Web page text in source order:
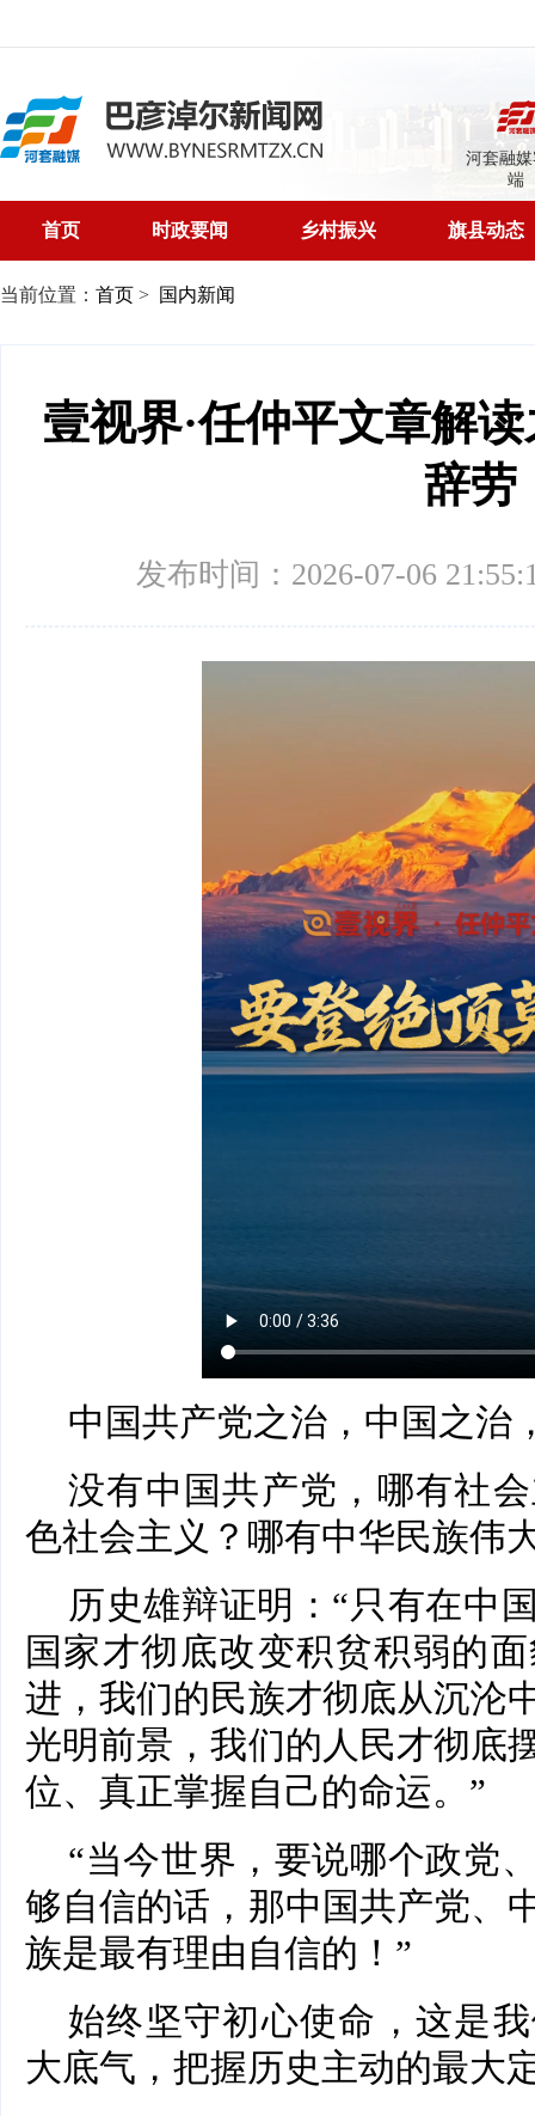
河套融
端
首页 时政要闻 乡村振兴 旗县动态
当前位置： 首页 > 国内新闻
壹视界·任仲平文章解
辞劳
发布时间：2026-07-06
中国共产党之治，中国之治
没有中国共产党，哪有社
色社会主义？哪有中华民族伟
历史雄辩证明：“只有在中
国家才彻底改变积贫积弱的
进，我们的民族才彻底从沉沦
光明前景，我们的人民才彻底
位、真正掌握自己的命运。”
“当今世界，要说哪个政党
够自信的话，那中国共产党、
族是最有理由自信的！”
始终坚守初心使命，这是
大底气，把握历史主动的最大